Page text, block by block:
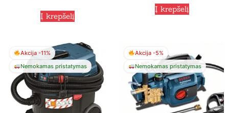
Į krepšelį
Į krepšelį
Akcija -11%
Nemokamas pristatymas
Akcija -5%
Nemokamas pristatymas